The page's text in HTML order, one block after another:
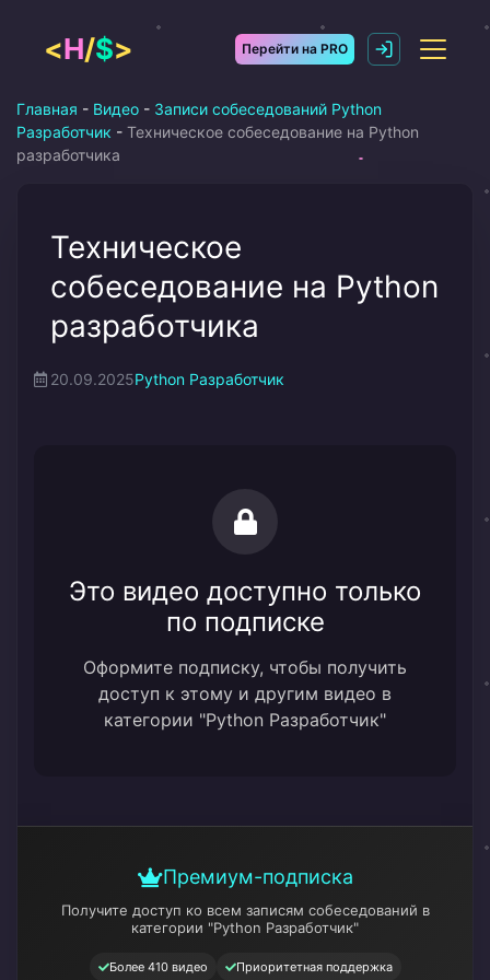
содержимому
<H/$> Перейти на PRO
Главная - Видео - Записи собеседований Python
Разработчик - Техническое собеседование на Python
разработчика
Техническое
собеседование на Python
разработчика
20.09.2025Python Разработчик
Это видео доступно только
по подписке
Оформите подписку, чтобы получить
доступ к этому и другим видео в
категории "Python Разработчик"
Премиум-подписка
Получите доступ ко всем записям собеседований в
категории "Python Разработчик"
Более 410 видео Приоритетная поддержка